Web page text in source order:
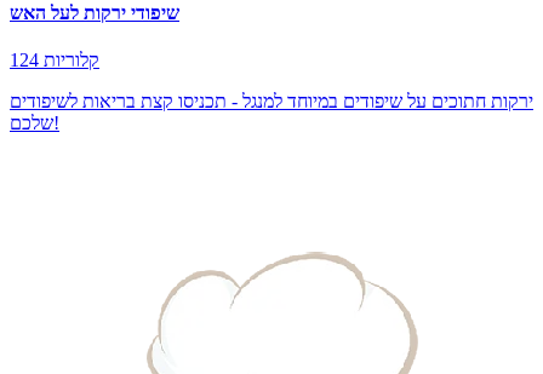
שיפודי ירקות לעל האש
124 קלוריות
ירקות חתוכים על שיפודים במיוחד למנגל - תכניסו קצת בריאות לשיפודים
שלכם!